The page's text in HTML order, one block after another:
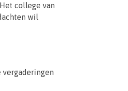
Het college van
wil
vergaderingen